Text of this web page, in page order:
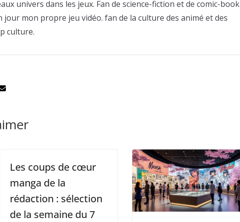
univers dans les jeux. Fan de science-fiction et de comic-book
jour mon propre jeu vidéo. fan de la culture des animé et des
culture.
Les coups de cœur
manga de la
rédaction : sélection
de la semaine du 7